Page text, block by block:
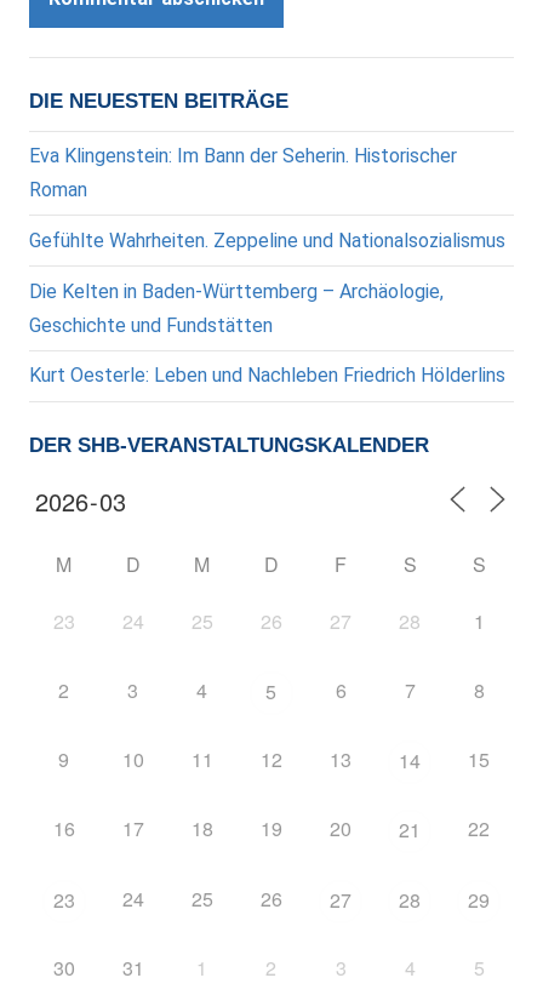
DIE NEUESTEN BEITRÄGE
Eva Klingenstein: Im Bann der Seherin. Historischer
Roman
Gefühlte Wahrheiten. Zeppeline und Nationalsozialismus
Die Kelten in Baden-Württemberg – Archäologie,
Geschichte und Fundstätten
Kurt Oesterle: Leben und Nachleben Friedrich Hölderlins
DER SHB-VERANSTALTUNGSKALENDER
M D M D F S S
23 24 25 26 27 28 1
2 3 4 5 6 7 8
9 10 11 12 13 14 15
16 17 18 19 20 21 22
23 24 25 26 27 28 29
30 31 1 2 3 4 5